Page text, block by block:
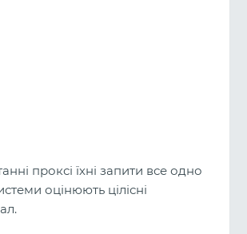
проксі їхні запити все одно
оцінюють цілісні